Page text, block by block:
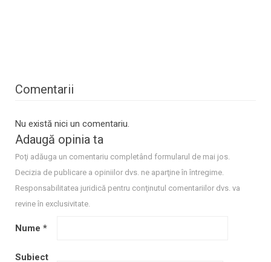
Comentarii
Nu există nici un comentariu.
Adaugă opinia ta
Poţi adăuga un comentariu completând formularul de mai jos.
Decizia de publicare a opiniilor dvs. ne aparţine în întregime.
Responsabilitatea juridică pentru conţinutul comentariilor dvs. va
revine în exclusivitate.
Nume *
Subiect